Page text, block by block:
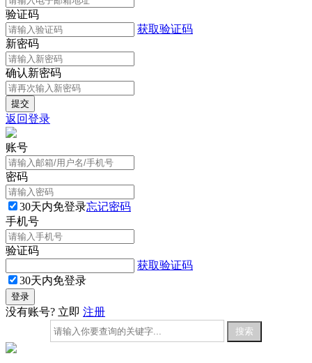
验证码
获取验证码
新密码
确认新密码
返回登录
账号
密码
30天内免登录忘记密码
手机号
验证码
获取验证码
30天内免登录
没有账号? 立即 注册